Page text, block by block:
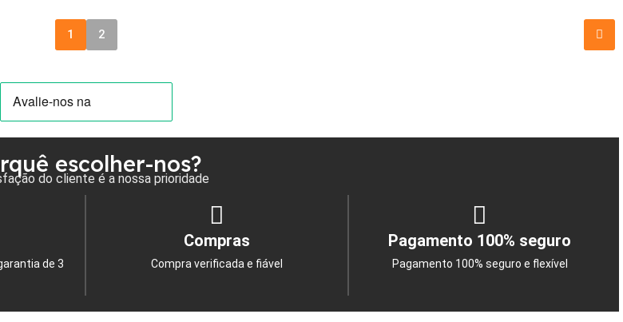
1 2
escolher-nos?
do cliente é a nossa prioridade
de 3
Compras
Compra verificada e fiável
Pagamento 100% seguro
Pagamento 100% seguro e flexível